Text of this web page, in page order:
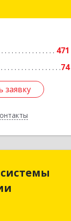
471
74
заявку
Подробнее
заявку
Омск г, Химиков